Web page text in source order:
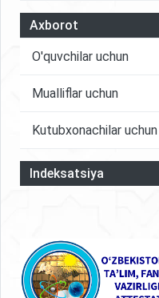
Axborot
O'quvchilar uchun
Mualliflar uchun
Kutubxonachilar uchun
Indeksatsiya